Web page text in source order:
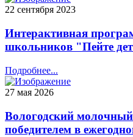
22 сентября 2023
Интерактивная
школьников "Пейте
Подробнее...
27 мая 2026
Вологодский
победителем в